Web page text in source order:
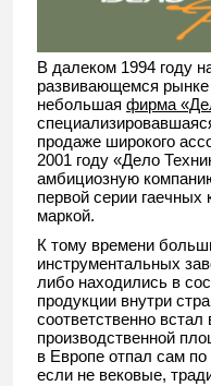
В далеком 1994 году
развивающемся рынке
небольшая фирма
продаже широкого
2001 году «Дело
амбициозную
первой серии гаечных
маркой.
К тому времени
инструментальных
либо находились в
продукции внутри
соответственно
производственной
в Европе отпал сам
если не вековые,